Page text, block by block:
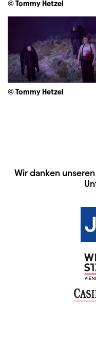
© Tommy Hetzel
© Tommy Hetzel
Wir danken unseren